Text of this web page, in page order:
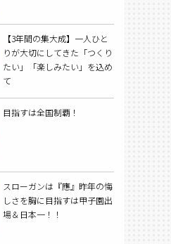
【3年間の集大成】一人ひと
りが大切にしてきた「つくり
たい」「楽しみたい」を込め
て
目指すは全国制覇！
スローガンは『應』昨年の悔
しさを胸に目指すは甲子園出
場＆日本一！！